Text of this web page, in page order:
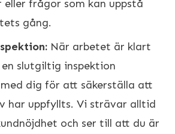
frågor som kan uppstå
gång.
När arbetet är klart
slutgiltig inspektion
dig för att säkerställa att
har uppfyllts. Vi strävar alltid
och ser till att du är